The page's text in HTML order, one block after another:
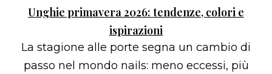
Unghie primavera 2026: tendenze, colori e
ispirazioni
La stagione alle porte segna un cambio di
passo nel mondo nails: meno eccessi, più